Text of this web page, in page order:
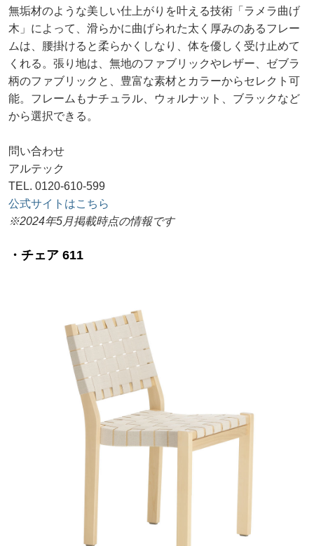
無垢材のような美しい仕上がりを叶える技術「ラメラ曲げ
木」によって、滑らかに曲げられた太く厚みのあるフレー
ムは、腰掛けると柔らかくしなり、体を優しく受け止めて
くれる。張り地は、無地のファブリックやレザー、ゼブラ
柄のファブリックと、豊富な素材とカラーからセレクト可
能。フレームもナチュラル、ウォルナット、ブラックなど
から選択できる。
問い合わせ
アルテック
TEL. 0120-610-599
公式サイトはこちら
※2024年5月掲載時点の情報です
・チェア 611